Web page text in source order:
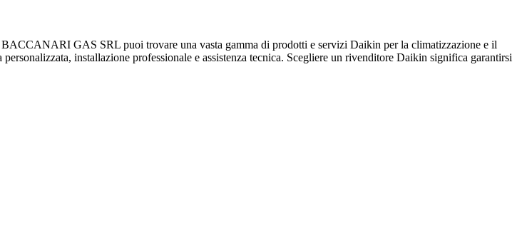
GAS SRL puoi trovare una vasta gamma di prodotti e servizi Daikin per la climatizzazione e il
installazione professionale e assistenza tecnica. Scegliere un rivenditore Daikin significa garantirsi